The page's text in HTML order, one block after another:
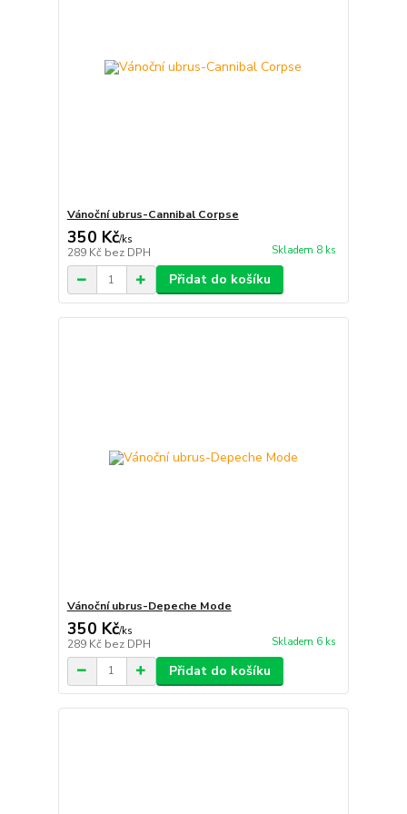
Vánoční ubrus-Cannibal Corpse
350 Kč/ks
289 Kč bez DPH Skladem 8 ks
Přidat do košíku
Vánoční ubrus-Depeche Mode
350 Kč/ks
289 Kč bez DPH Skladem 6 ks
Přidat do košíku